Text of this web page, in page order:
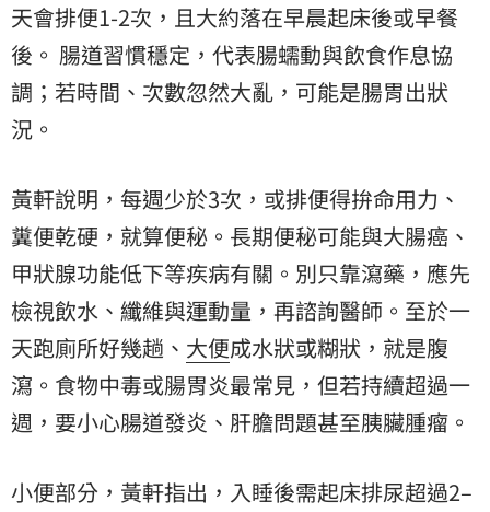
天會排便1-2次，且大約落在早晨起床後或早餐
後。 腸道習慣穩定，代表腸蠕動與飲食作息協
調；若時間、次數忽然大亂，可能是腸胃出狀
況。
黃軒說明，每週少於3次，或排便得拚命用力、
糞便乾硬，就算便秘。長期便秘可能與大腸癌、
甲狀腺功能低下等疾病有關。別只靠瀉藥，應先
檢視飲水、纖維與運動量，再諮詢醫師。至於一
天跑廁所好幾趟、 大便成水狀或糊狀，就是腹
瀉。食物中毒或腸胃炎最常見，但若持續超過一
週，要小心腸道發炎、肝膽問題甚至胰臟腫瘤。
小便部分，黃軒指出，入睡後需起床排尿超過2–